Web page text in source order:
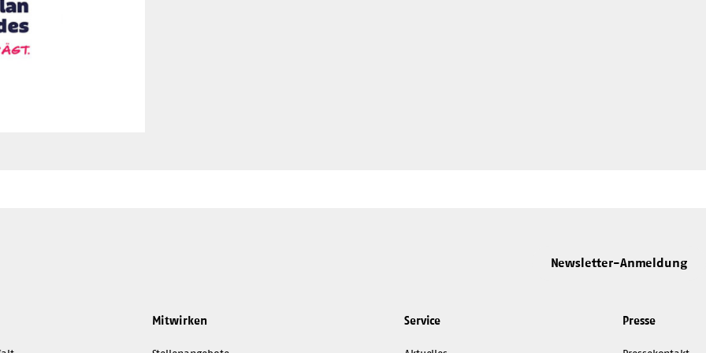
Newsletter-Anmeldung
Mitwirken Service Presse